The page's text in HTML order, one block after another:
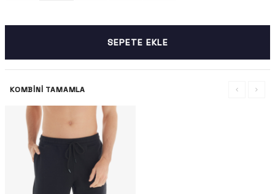
SEPETE EKLE
KOMBINI TAMAMLA
-%32